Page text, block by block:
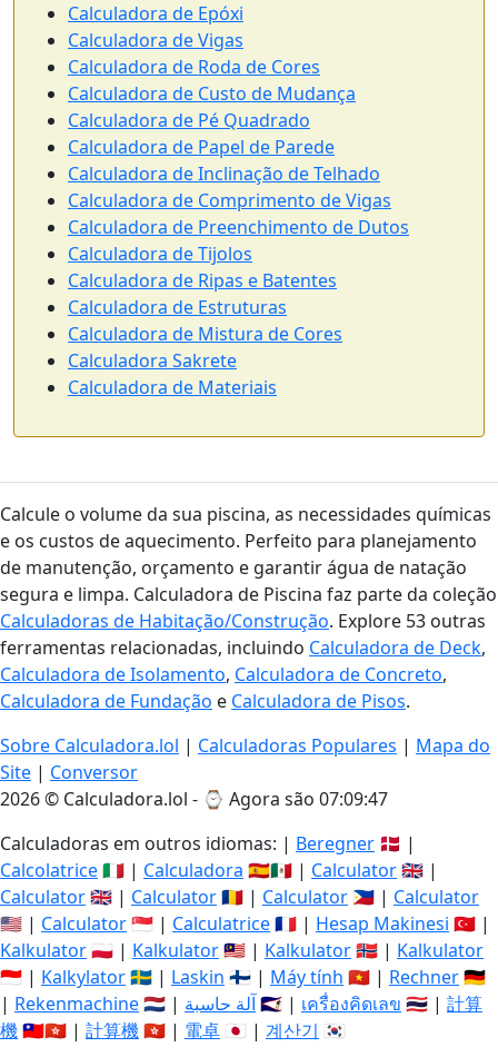
Calculadora de Epóxi
Calculadora de Vigas
Calculadora de Roda de Cores
Calculadora de Custo de Mudança
Calculadora de Pé Quadrado
Calculadora de Papel de Parede
Calculadora de Inclinação de Telhado
Calculadora de Comprimento de Vigas
Calculadora de Preenchimento de Dutos
Calculadora de Tijolos
Calculadora de Ripas e Batentes
Calculadora de Estruturas
Calculadora de Mistura de Cores
Calculadora Sakrete
Calculadora de Materiais
Calcule o volume da sua piscina, as necessidades químicas
e os custos de aquecimento. Perfeito para planejamento
de manutenção, orçamento e garantir água de natação
segura e limpa. Calculadora de Piscina faz parte da coleção
Calculadoras de Habitação/Construção. Explore 53 outras
ferramentas relacionadas, incluindo Calculadora de Deck,
Calculadora de Isolamento, Calculadora de Concreto,
Calculadora de Fundação e Calculadora de Pisos.
Sobre Calculadora.lol | Calculadoras Populares | Mapa do
Site | Conversor
2026 © Calculadora.lol - ⌚ Agora são 07:09:48
Calculadoras em outros idiomas: | Beregner 🇩🇰 |
Calcolatrice🇮🇹 | Calculadora 🇪🇸🇲🇽 | Calculator🇬🇧 |
Calculator🇬🇧 | Calculator🇷🇴 | Calculator 🇵🇭 | Calculator
🇺🇸 | Calculator🇸🇬 | Calculatrice🇫🇷 | Hesap Makinesi 🇹🇷 |
Kalkulator🇵🇱 | Kalkulator🇲🇾 | Kalkulator🇳🇴 | Kalkulator
🇮🇩 | Kalkylator🇸🇪 | Laskin 🇫🇮 | Máy tính 🇻🇳 | Rechner🇩🇪
| Rekenmachine🇳🇱 | آلة حاسبة🇸🇦 | เครื่องคิดเลข 🇹🇭 | 計算
機🇹🇼🇭🇰 | 計算機🇭🇰 | 電卓 🇯🇵 | 계산기 🇰🇷